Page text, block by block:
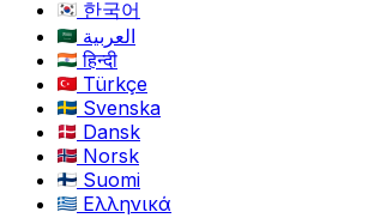
한국어
العربية
हिन्दी
Türkçe
Svenska
Dansk
Norsk
Suomi
Ελληνικά